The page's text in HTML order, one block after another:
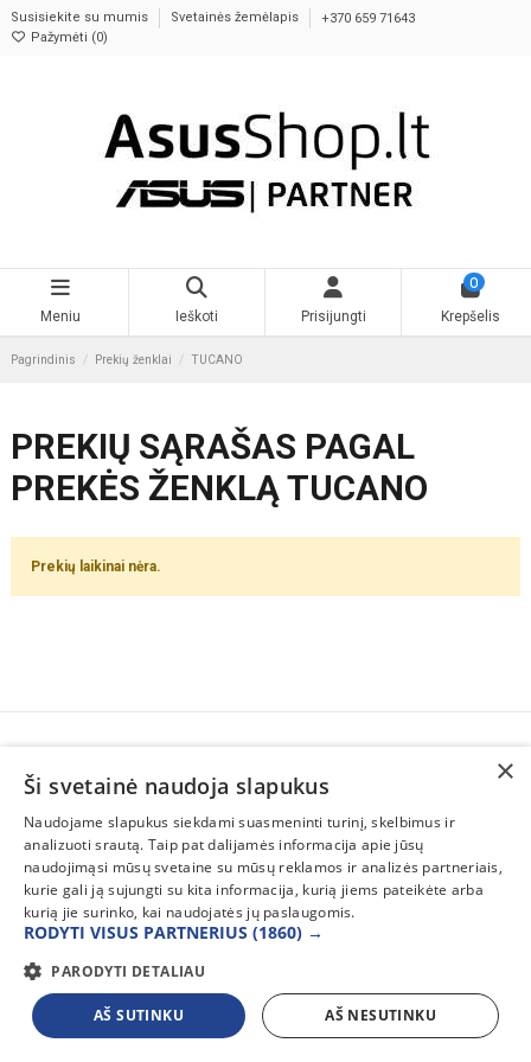
Susisiekite su mumis Svetainės žemėlapis
+370 659 71643
Pažymėti (0)
Meniu Ieškoti Prisijungti
0
Krepšelis
Pagrindinis Prekių ženklai TUCANO
PREKIŲ SĄRAŠAS PAGAL
PREKĖS ŽENKLĄ TUCANO
Prekių laikinai nėra.
INFORMACIJA
PAGALBA
×
Ši svetainė naudoja slapukus
Naudojame slapukus siekdami suasmeninti turinį, skelbimus ir
analizuoti srautą. Taip pat dalijamės informacija apie jūsų
naudojimąsi mūsų svetaine su mūsų reklamos ir analizės partneriais,
kurie gali ją sujungti su kita informacija, kurią jiems pateikėte arba
kurią jie surinko, kai naudojatės jų paslaugomis.
RODYTI VISUS PARTNERIUS (1860) →
PARODYTI DETALIAU
AŠ SUTINKU AŠ NESUTINKU